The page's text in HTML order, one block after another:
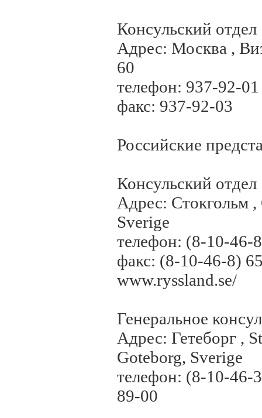
Консульский отдел
Адрес: Москва ,
60
телефон: 937-92-01
факс: 937-92-03
Российские
Консульский отдел
Адрес: Стокгольм
Sverige
телефон: (8-10-46-
факс: (8-10-46-8)
www.ryssland.se/
Генеральное
Адрес: Гетеборг ,
Goteborg, Sverige
телефон: (8-10-46-
89-00